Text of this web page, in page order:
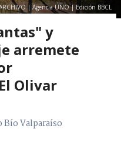
| Agencia UNO | Edición BBCL
y
arremete
Olivar
Bío Valparaíso